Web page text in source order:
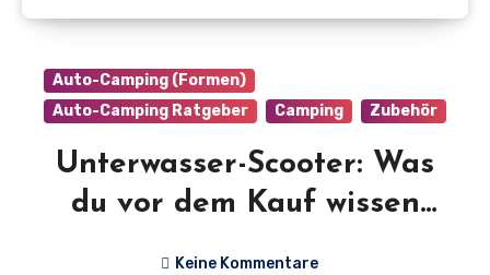
Auto-Camping (Formen)
Auto-Camping Ratgeber
Camping Zubehör
Unterwasser-Scooter: Was
du vor dem Kauf wissen
Keine Kommentare